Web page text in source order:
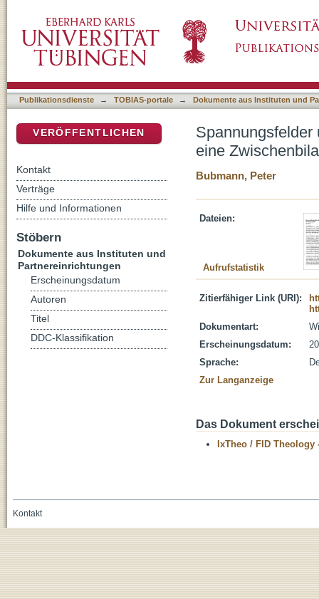
Publikationsdienste → TOBIAS-portale → Dokumente aus Instituten und
Spannungsfelder
eine
Bubmann, Peter
Dateien:
Aufrufstatistik
Zitierfähiger Link (URI):
Dokumentart:
Erscheinungsdatum:
Sprache:
Zur Langanzeige
Das Dokument
IxTheo / FID Theology
VERÖFFENTLICHEN
Kontakt
Verträge
Hilfe und Informationen
Stöbern
Dokumente aus Instituten und
Partnereinrichtungen
Erscheinungsdatum
Autoren
Titel
DDC-Klassifikation
Kontakt